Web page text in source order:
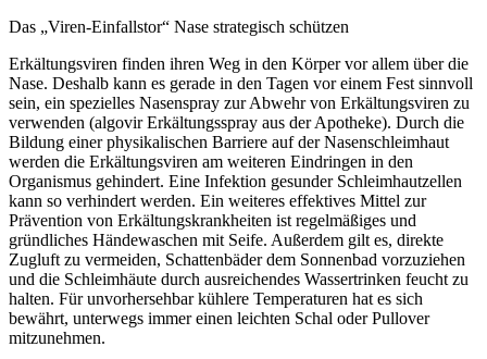
Das „Viren-Einfallstor“ Nase strategisch schützen
Erkältungsviren finden ihren Weg in den Körper vor allem über die
Nase. Deshalb kann es gerade in den Tagen vor einem Fest sinnvoll
sein, ein spezielles Nasenspray zur Abwehr von Erkältungsviren zu
verwenden (algovir Erkältungsspray aus der Apotheke). Durch die
Bildung einer physikalischen Barriere auf der Nasenschleimhaut
werden die Erkältungsviren am weiteren Eindringen in den
Organismus gehindert. Eine Infektion gesunder Schleimhautzellen
kann so verhindert werden. Ein weiteres effektives Mittel zur
Prävention von Erkältungskrankheiten ist regelmäßiges und
gründliches Händewaschen mit Seife. Außerdem gilt es, direkte
Zugluft zu vermeiden, Schattenbäder dem Sonnenbad vorzuziehen
und die Schleimhäute durch ausreichendes Wassertrinken feucht zu
halten. Für unvorhersehbar kühlere Temperaturen hat es sich
bewährt, unterwegs immer einen leichten Schal oder Pullover
mitzunehmen.